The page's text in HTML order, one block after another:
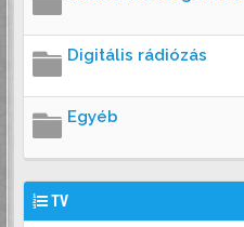
Digitális rádiózás
Egyéb
TV